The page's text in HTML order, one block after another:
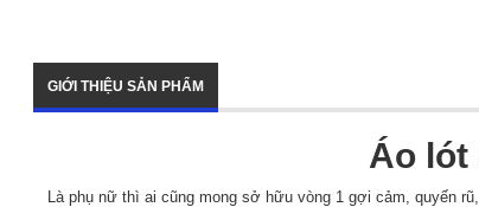
GIỚI THIỆU SẢN PHẨM
Áo lót
Là phụ nữ thì ai cũng mong sở hữu vòng 1 gợi cảm, quyến